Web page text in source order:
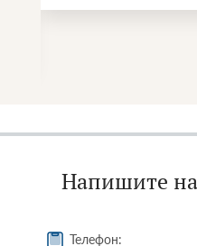
Напишите
Телефон: